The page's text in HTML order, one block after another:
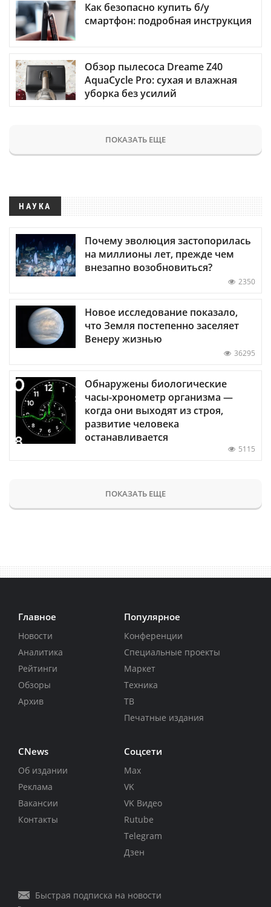
Как безопасно купить б/у
смартфон: подробная инструкция
Обзор пылесоса Dreame Z40
AquaCycle Pro: сухая и влажная
уборка без усилий
ПОКАЗАТЬ ЕЩЕ
НАУКА
Почему эволюция застопорилась
на миллионы лет, прежде чем
внезапно возобновиться?
2350
Новое исследование показало,
что Земля постепенно заселяет
Венеру жизнью
36295
Обнаружены биологические
часы-хронометр организма —
когда они выходят из строя,
развитие человека
останавливается
5115
ПОКАЗАТЬ ЕЩЕ
Главное
Новости
Аналитика
Рейтинги
Обзоры
Архив
Популярное
Конференции
Специальные проекты
Маркет
Техника
ТВ
Печатные издания
CNews
Об издании
Реклама
Вакансии
Контакты
Соцсети
Max
VK
VK Видео
Rutube
Telegram
Дзен
Быстрая подписка на новости